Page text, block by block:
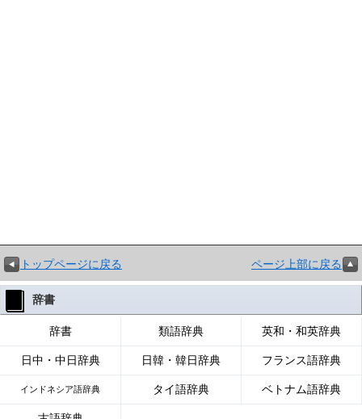
トップページに戻る ページ上部に戻る
辞書
辞書 類語辞典 英和・和英辞典
日中・中日辞典 日韓・韓日辞典 フランス語辞典
インドネシア語辞典 タイ語辞典 ベトナム語辞典